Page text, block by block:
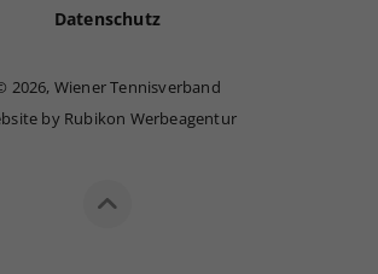
Datenschutz
2026, Wiener Tennisverband
by Rubikon Werbeagentur